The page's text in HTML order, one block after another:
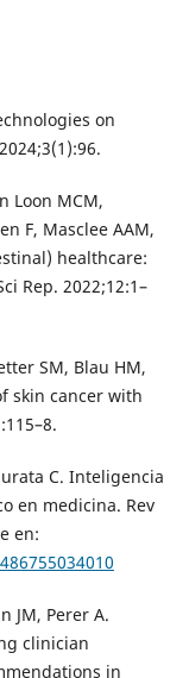
on
Loon MCM,
F, Masclee AAM,
healthcare:
Rep. 2022;12:1–
SM, Blau HM,
skin cancer with
C. Inteligencia
en medicina. Rev
en:
JM, Perer A.
clinician
in